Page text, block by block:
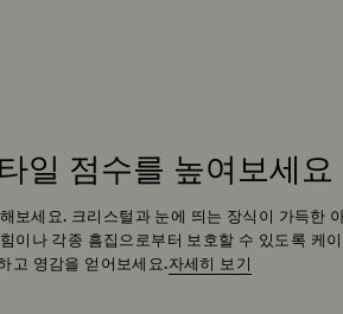
일 점수를 높여보세요
보세요. 크리스털과 눈에 띄는 장식이 가득한
이나 각종 흠집으로부터 보호할 수 있도록 케
고 영감을 얻어보세요.자세히 보기